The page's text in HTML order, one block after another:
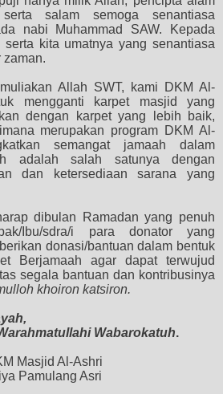
salam semoga senantiasa
nabi Muhammad SAW. Kepada
serta kita umatnya yang senantiasa
zaman.
Allah SWT, kami DKM Al-
mengganti karpet masjid yang
dengan karpet yang lebih
baik,
merupakan program DKM Al-
semangat jamaah dalam
adalah salah satunya dengan
dan ketersediaan sarana yang
dibulan Ramadan yang penuh
Ibu/sdra/i para donatoryang
donasi/bantuan dalam bentuk
Berjamaah agar dapat terwujud
segala bantuan dan kontribusinya
khoiron katsiron.
Wabarokatuh.
Masjid Al-Ashri
Pamulang Asri